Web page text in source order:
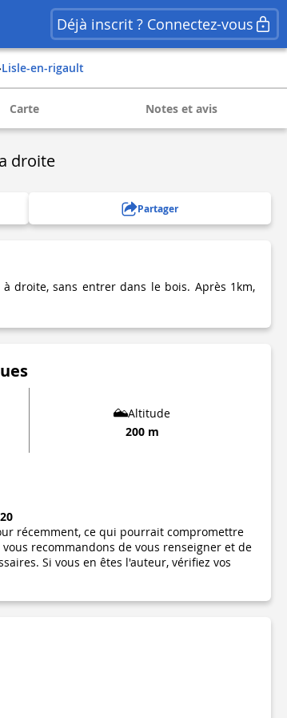
Déjà inscrit ? Connectez-vous
lisle-en-rigault
Carte Notes et avis
droite
Partager
droite, sans entrer dans le bois. Après 1km,
Altitude
200 m
récemment, ce qui pourrait compromettre
recommandons de vous renseigner et de
Si vous en êtes l'auteur, vérifiez vos